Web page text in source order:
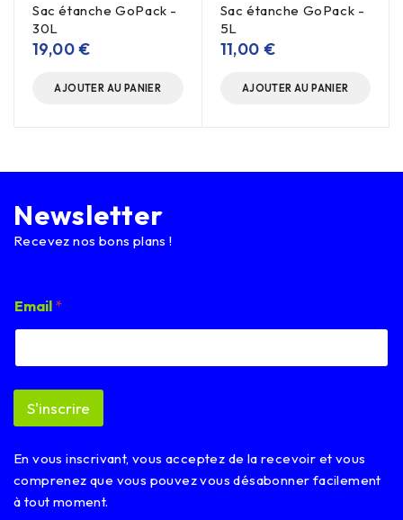
Sac étanche GoPack -
30L
19,00€
AJOUTER AU PANIER
Sac étanche GoPack -
5L
11,00 €
AJOUTER AU PANIER
Newsletter
Recevez nos bons plans !
m
a
l
*
Email *
S'inscrire
En vous inscrivant, vous acceptez de la recevoir et vous
comprenez que vous pouvez vous désabonner facilement
à tout moment.